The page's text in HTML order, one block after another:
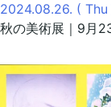
2024.08.26. ( Thu
秋の美術展｜9月